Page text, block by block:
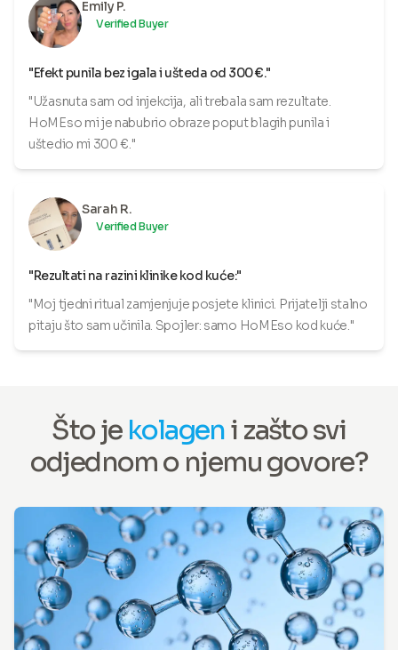
Emily P.
Verified Buyer
"Efekt punila bez igala i ušteda od 300 €."
"Užasnuta sam od injekcija, ali trebala sam rezultate.
HoMEso mi je nabubrio obraze poput blagih punila i
uštedio mi 300 €."
Sarah R.
Verified Buyer
"Rezultati na razini klinike kod kuće:"
"Moj tjedni ritual zamjenjuje posjete klinici. Prijatelji stalno
pitaju što sam učinila. Spojler: samo HoMEso kod kuće."
Što je kolageni zašto svi
odjednom o njemu govore?